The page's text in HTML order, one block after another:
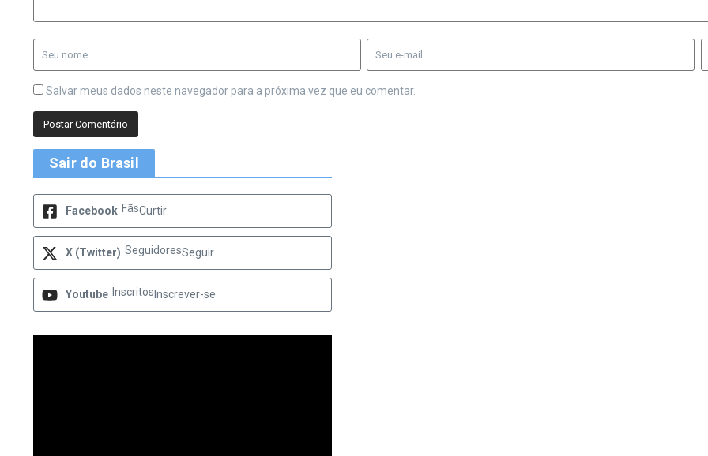
Salvar meus dados neste navegador para a próxima vez que eu comentar.
Sair do Brasil
Facebook FãsCurtir
X (Twitter) SeguidoresSeguir
Youtube Inscritos Inscrever-se